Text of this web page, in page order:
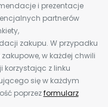
i prezentacje
partnerów
zakupu. W przypadku
w każdej chwili
korzystając z linku
się w każdym
poprzezformularz